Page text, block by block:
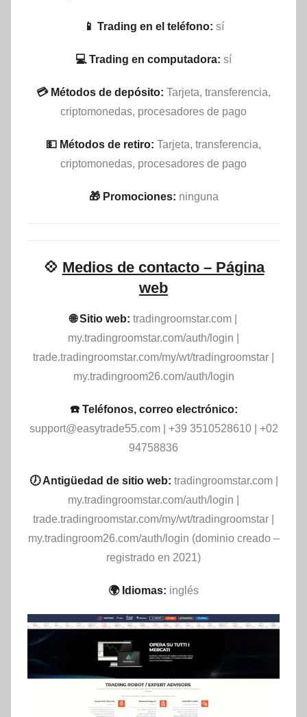
📱 Trading en el teléfono: sí
💻 Trading en computadora: sí
💳 Métodos de depósito: Tarjeta, transferencia,
criptomonedas, procesadores de pago
💵​ Métodos de retiro: Tarjeta, transferencia,
criptomonedas, procesadores de pago
🎁 Promociones: ninguna
💠 Medios de contacto – Página
web
🌐 Sitio web: tradingroomstar.com |
my.tradingroomstar.com/auth/login |
trade.tradingroomstar.com/my/wt/tradingroomstar |
my.tradingroom26.com/auth/login
☎️ Teléfonos, correo electrónico:
support@easytrade55.com| +39 3510528610 | +02
94758836
🕖 Antigüedad de sitio web: tradingroomstar.com |
my.tradingroomstar.com/auth/login |
trade.tradingroomstar.com/my/wt/tradingroomstar |
my.tradingroom26.com/auth/login (dominio creado –
registrado en 2021)
🌍 Idiomas: inglés